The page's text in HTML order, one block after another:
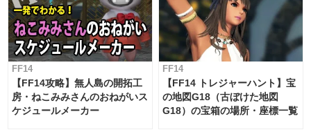
FF14
【FF14攻略】無人島の開拓工
房・ねこみみさんのおねがいス
ケジュールメーカー
FF14
【FF14 トレジャーハント】宝
の地図G18（古ぼけた地図
G18）の宝箱の場所・座標一覧